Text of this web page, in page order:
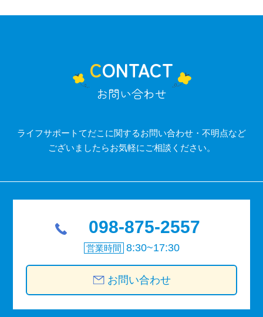
シ
CONTACT
お問い合わせ
ライフサポートてだこに関するお問い合わせ・不明点など
ございましたらお気軽にご相談ください。
098-875-2557
営業時間 8:30~17:30
お問い合わせ